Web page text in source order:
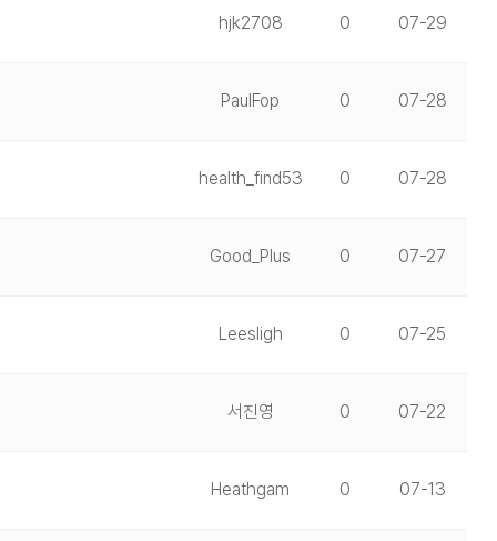
hjk2708 0 07-29
PaulFop 0 07-28
health_find53 0 07-28
Good_Plus 0 07-27
Leesligh 0 07-25
서진영 0 07-22
Heathgam 0 07-13